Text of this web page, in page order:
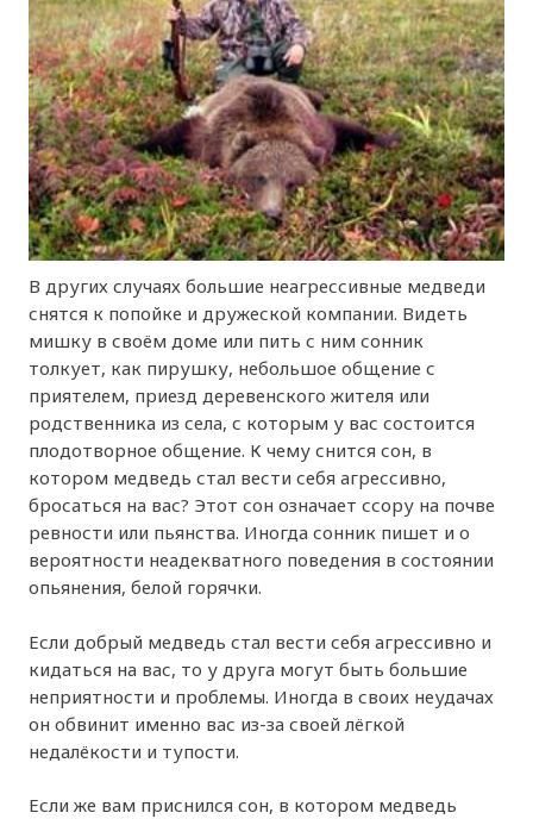
В других случаях большие неагрессивные медведи
снятся к попойке и дружеской компании. Видеть
мишку в своём доме или пить с ним сонник
толкует, как пирушку, небольшое общение с
приятелем, приезд деревенского жителя или
родственника из села, с которым у вас состоится
плодотворное общение. К чему снится сон, в
котором медведь стал вести себя агрессивно,
бросаться на вас? Этот сон означает ссору на почве
ревности или пьянства. Иногда сонник пишет и о
вероятности неадекватного поведения в состоянии
опьянения, белой горячки.
Если добрый медведь стал вести себя агрессивно и
кидаться на вас, то у друга могут быть большие
неприятности и проблемы. Иногда в своих неудачах
он обвинит именно вас из-за своей лёгкой
недалёкости и тупости.
Если же вам приснился сон, в котором медведь